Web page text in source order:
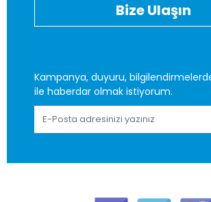
Bize Ulaşın
Kampanya, duyuru,
ile haberdar olmak istiyorum.